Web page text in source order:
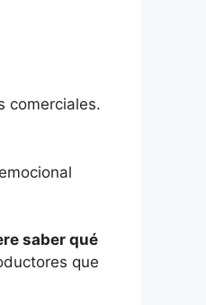
comerciales.
saber qué
que